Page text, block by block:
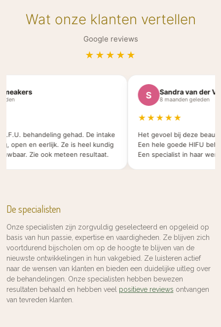
Wat onze klanten vertellen
Google reviews
★★★★★
behandeling gehad. De intake
en eerlijk. Ze is heel kundig
Zie ook meteen resultaat.
S Sandra van der
8 maanden geleden
★★★★★
Het gevoel bij deze beauty
Een hele goede HIFU
Een specialist in haar werk.
De specialisten
Onze specialisten zijn zorgvuldig geselecteerd en opgeleid op
basis van hun passie, expertise en vaardigheden. Ze blijven zich
voortdurend bijscholen om op de hoogte te blijven van de
nieuwste ontwikkelingen in hun vakgebied. Ze luisteren actief
naar de wensen van klanten en bieden een duidelijke uitleg over
de behandelingen. Onze specialisten hebben bewezen
resultaten behaald en hebben veel positieve reviews ontvangen
van tevreden klanten.